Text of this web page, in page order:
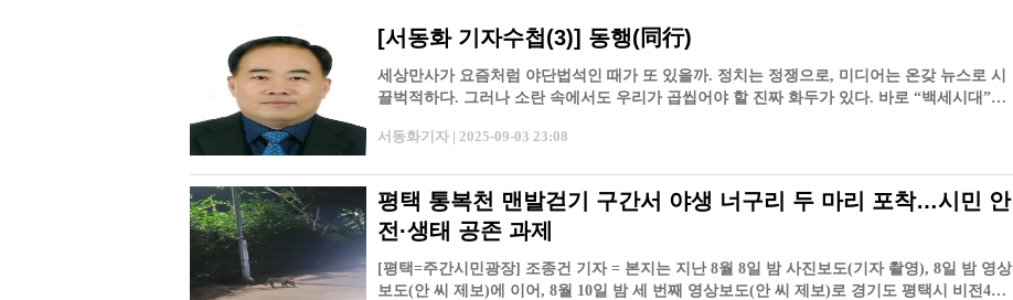
[서동화 기자수첩(3)] 동행(同行)
세상만사가 요즘처럼 야단법석인 때가 또 있을까. 정치는 정쟁으로, 미디어는 온갖 뉴스로 시
끌벅적하다. 그러나 소란 속에서도 우리가 곱씹어야 할 진짜 화두가 있다. 바로 “백세시대”라
서동화기자 | 2025-09-03 23:08
평택 통복천 맨발걷기 구간서 야생 너구리 두 마리 포착…시민 안
전·생태 공존 과제
[평택=주간시민광장] 조종건 기자 = 본지는 지난 8월 8일 밤 사진보도(기자 촬영), 8일 밤 영상
보도(안 씨 제보)에 이어, 8월 10일 밤 세 번째 영상보도(안 씨 제보)로 경기도 평택시 비전4로